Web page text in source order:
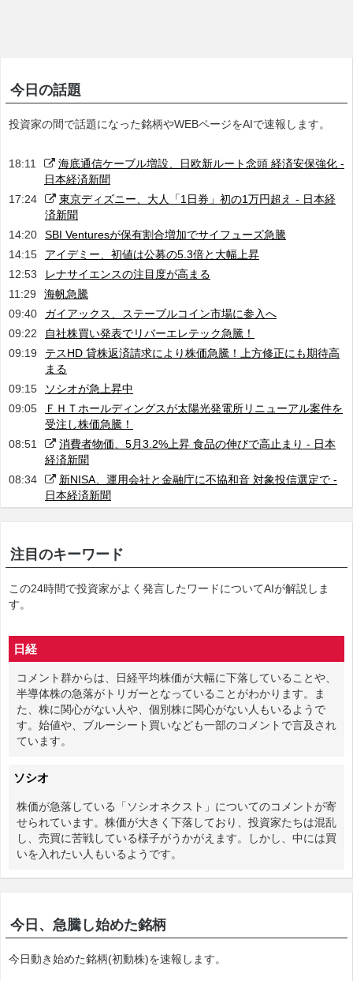
今日の話題
投資家の間で話題になった銘柄やWEBページをAIで速報します。
18:11
海底通信ケーブル増設、日欧新ルート念頭 経済安保強化 -
日本経済新聞
17:24
東京ディズニー、大人「1日券」初の1万円超え - 日本経
済新聞
14:20
SBI Venturesが保有割合増加でサイフューズ急騰
14:15
アイデミー、初値は公募の5.3倍と大幅上昇
12:53
レナサイエンスの注目度が高まる
11:29
海帆急騰
09:40
ガイアックス、ステーブルコイン市場に参入へ
09:22
自社株買い発表でリバーエレテック急騰！
09:19
テスHD 貸株返済請求により株価急騰！上方修正にも期待高
まる
09:15
ソシオが急上昇中
09:05
ＦＨＴホールディングスが太陽光発電所リニューアル案件を
受注し株価急騰！
08:51
消費者物価、5月3.2%上昇 食品の伸びで高止まり - 日本
経済新聞
08:34
新NISA、運用会社と金融庁に不協和音 対象投信選定で -
日本経済新聞
注目のキーワード
この24時間で投資家がよく発言したワードについてAIが解説しま
す。
日経
コメント群からは、日経平均株価が大幅に下落していることや、
半導体株の急落がトリガーとなっていることがわかります。ま
た、株に関心がない人や、個別株に関心がない人もいるようで
す。始値や、ブルーシート買いなども一部のコメントで言及され
ています。
ソシオ
株価が急落している「ソシオネクスト」についてのコメントが寄
せられています。株価が大きく下落しており、投資家たちは混乱
し、売買に苦戦している様子がうかがえます。しかし、中には買
いを入れたい人もいるようです。
今日、急騰し始めた銘柄
今日動き始めた銘柄(初動株)を速報します。